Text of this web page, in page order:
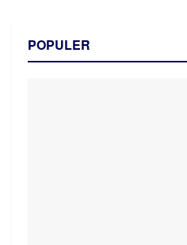
POPULER